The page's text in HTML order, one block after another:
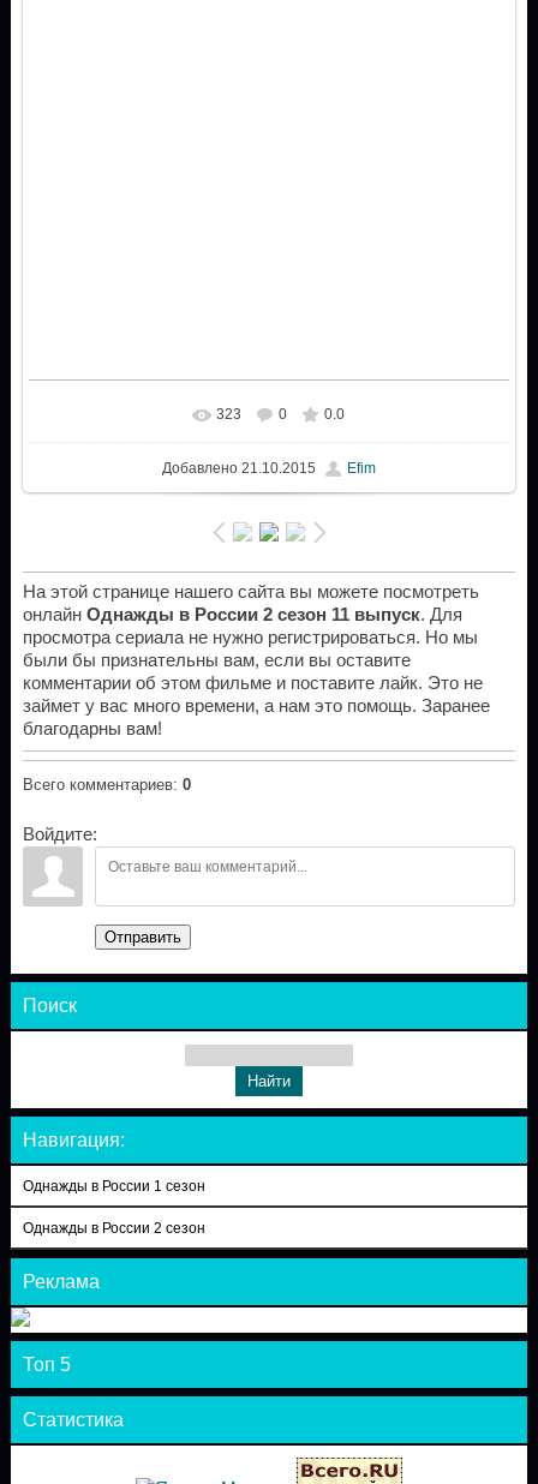
323 0 0.0
Добавлено21.10.2015 Efim
На этой странице нашего сайта вы можете посмотреть
онлайн Однажды в России 2 сезон 11 выпуск. Для
просмотра сериала не нужно регистрироваться. Но мы
были бы признательны вам, если вы оставите
комментарии об этом фильме и поставите лайк. Это не
займет у вас много времени, а нам это помощь. Заранее
благодарны вам!
Всего комментариев: 0
Войдите:
Отправить
Поиск
Навигация:
Однажды в России 1 сезон
Однажды в России 2 сезон
Реклама
Топ 5
Статистика